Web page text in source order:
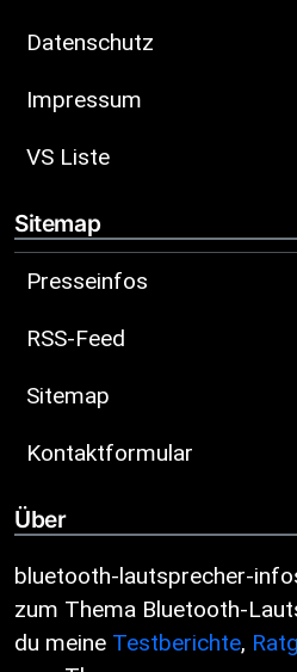
Datenschutz
Impressum
VS Liste
Sitemap
Presseinfos
RSS-Feed
Sitemap
Kontaktformular
Über
bluetooth-lautsprecher-
zum Thema Bluetooth-
du meine Testberichte,